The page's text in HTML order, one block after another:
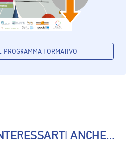
PROGRAMMA FORMATIVO
ANCHE...